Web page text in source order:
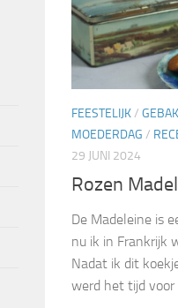
FEESTELIJK/ GEBAK
MOEDERDAG /
29 JUNI 2024
Rozen
De Madeleine is
nu ik in Frankrijk
Nadat ik dit
werd het tijd voor